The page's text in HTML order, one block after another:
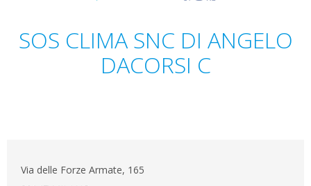
SOS CLIMA SNC DI ANGELO
DACORSI C
Via delle Forze Armate, 165